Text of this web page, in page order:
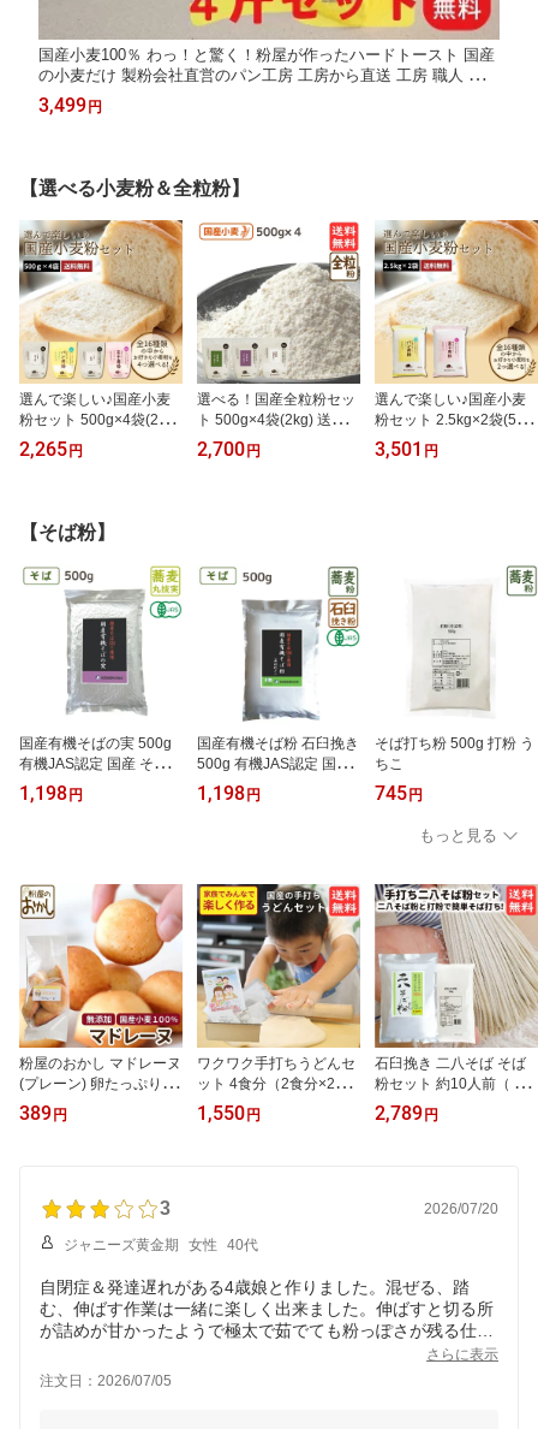
国産小麦100％ わっ！と驚く！粉屋が作ったハードトースト 国産
の小麦だけ 製粉会社直営のパン工房 工房から直送 工房 職人 手作
り 焼き立て 冷凍 受注生産 こだわり
3,499 円
【選べる小麦粉＆全粒粉】
選んで楽しい♪国産小麦
粉セット 500g×4袋(2kg)
送料無料 強力粉 薄力粉
中力粉 春よ恋 強力粉 パ
粉 クッキー 手作り 国産
2,265 円
選べる！国産全粒粉セッ
ト 500g×4袋(2kg) 送料無
料 全粒粉 パン用 手ごね
パン ホームベーカリー
2,700 円
選んで楽しい♪国産小麦
粉セット 2.5kg×2袋(5kg)
送料無料 強力粉 薄力粉
中力粉 強力小麦粉 パン
3,501 円
【そば粉】
国産有機そばの実 500g
有機JAS認定 国産 そばの
実 蕎麦 蕎麦の実 サラダ
オーガニック
1,198 円
国産有機そば粉 石臼挽き
500g 有機JAS認定 国産
そば そば粉 蕎麦 ガレッ
ト 手打ちそば 玄そば オ
1,198 円
そば打ち粉 500g 打粉 う
ちこ
745 円
もっと見る
粉屋のおかし マドレーヌ
(プレーン) 卵たっぷり使
用 国産小麦粉 お菓子 ミ
ルク風味 添加物不使用
389 円
ワクワク手打ちうどんセ
ット 4食分（2食分×2
袋）夏休み 親子 体験キ
ット 食育キット 自由研
ぶし
1,550 円
石臼挽き 二八そば そば
粉セット 約10人前（ 二
八そば粉 1kg、 打ち粉 5
00g） 送料無料 山形県産
2,789 円
3 2026/07/20
ジャニーズ黄金期 女性 40代
自閉症＆発達遅れがある4歳娘と作りました。混ぜる、踏
む、伸ばす作業は一緒に楽しく出来ました。伸ばすと切る所
が詰めが甘かったようで極太で茹でても粉っぽさが残る仕上
がりとなってしまいました。次こそは理想的なうどんができ
るようにまたチャレンジしてみようと思っています。
さらに表示
注文日：2026/07/05